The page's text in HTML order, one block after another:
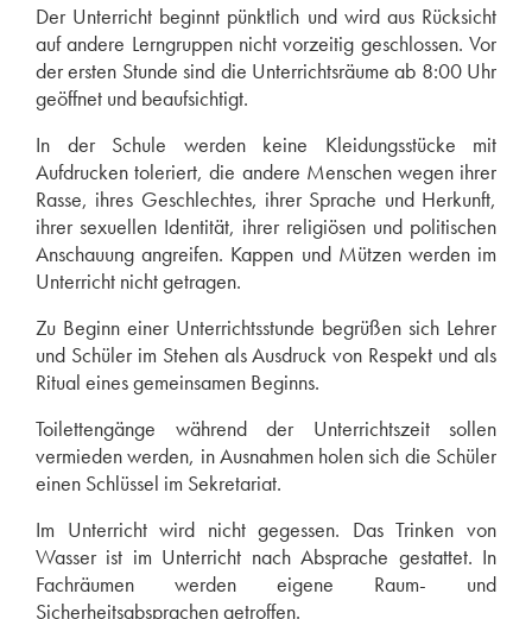
Der Unterricht beginnt pünktlich und wird aus Rücksicht
auf andere Lerngruppen nicht vorzeitig geschlossen. Vor
der ersten Stunde sind die Unterrichtsräume ab 8:00 Uhr
geöffnet und beaufsichtigt.
In der Schule werden keine Kleidungsstücke mit
Aufdrucken toleriert, die andere Menschen wegen ihrer
Rasse, ihres Geschlechtes, ihrer Sprache und Herkunft,
ihrer sexuellen Identität, ihrer religiösen und politischen
Anschauung angreifen. Kappen und Mützen werden im
Unterricht nicht getragen.
Zu Beginn einer Unterrichtsstunde begrüßen sich Lehrer
und Schüler im Stehen als Ausdruck von Respekt und als
Ritual eines gemeinsamen Beginns.
Toilettengänge während der Unterrichtszeit sollen
vermieden werden, in Ausnahmen holen sich die Schüler
einen Schlüssel im Sekretariat.
Im Unterricht wird nicht gegessen. Das Trinken von
Wasser ist im Unterricht nach Absprache gestattet. In
Fachräumen werden eigene Raum- und
Sicherheitsabsprachen getroffen.